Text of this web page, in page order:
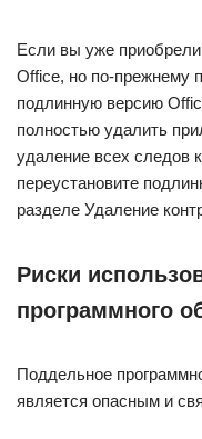
Если вы уже
Office, но по-прежнему
подлинную версию
полностью удалить
удаление всех следов
переустановите
разделе Удаление
Риски
программного
Поддельное
является опасным и